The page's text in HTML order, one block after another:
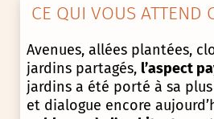
CE QUI VOUS ATTEND
Avenues, allées plantées,
jardins partagés, l’aspect
jardins a été porté à sa
et dialogue encore